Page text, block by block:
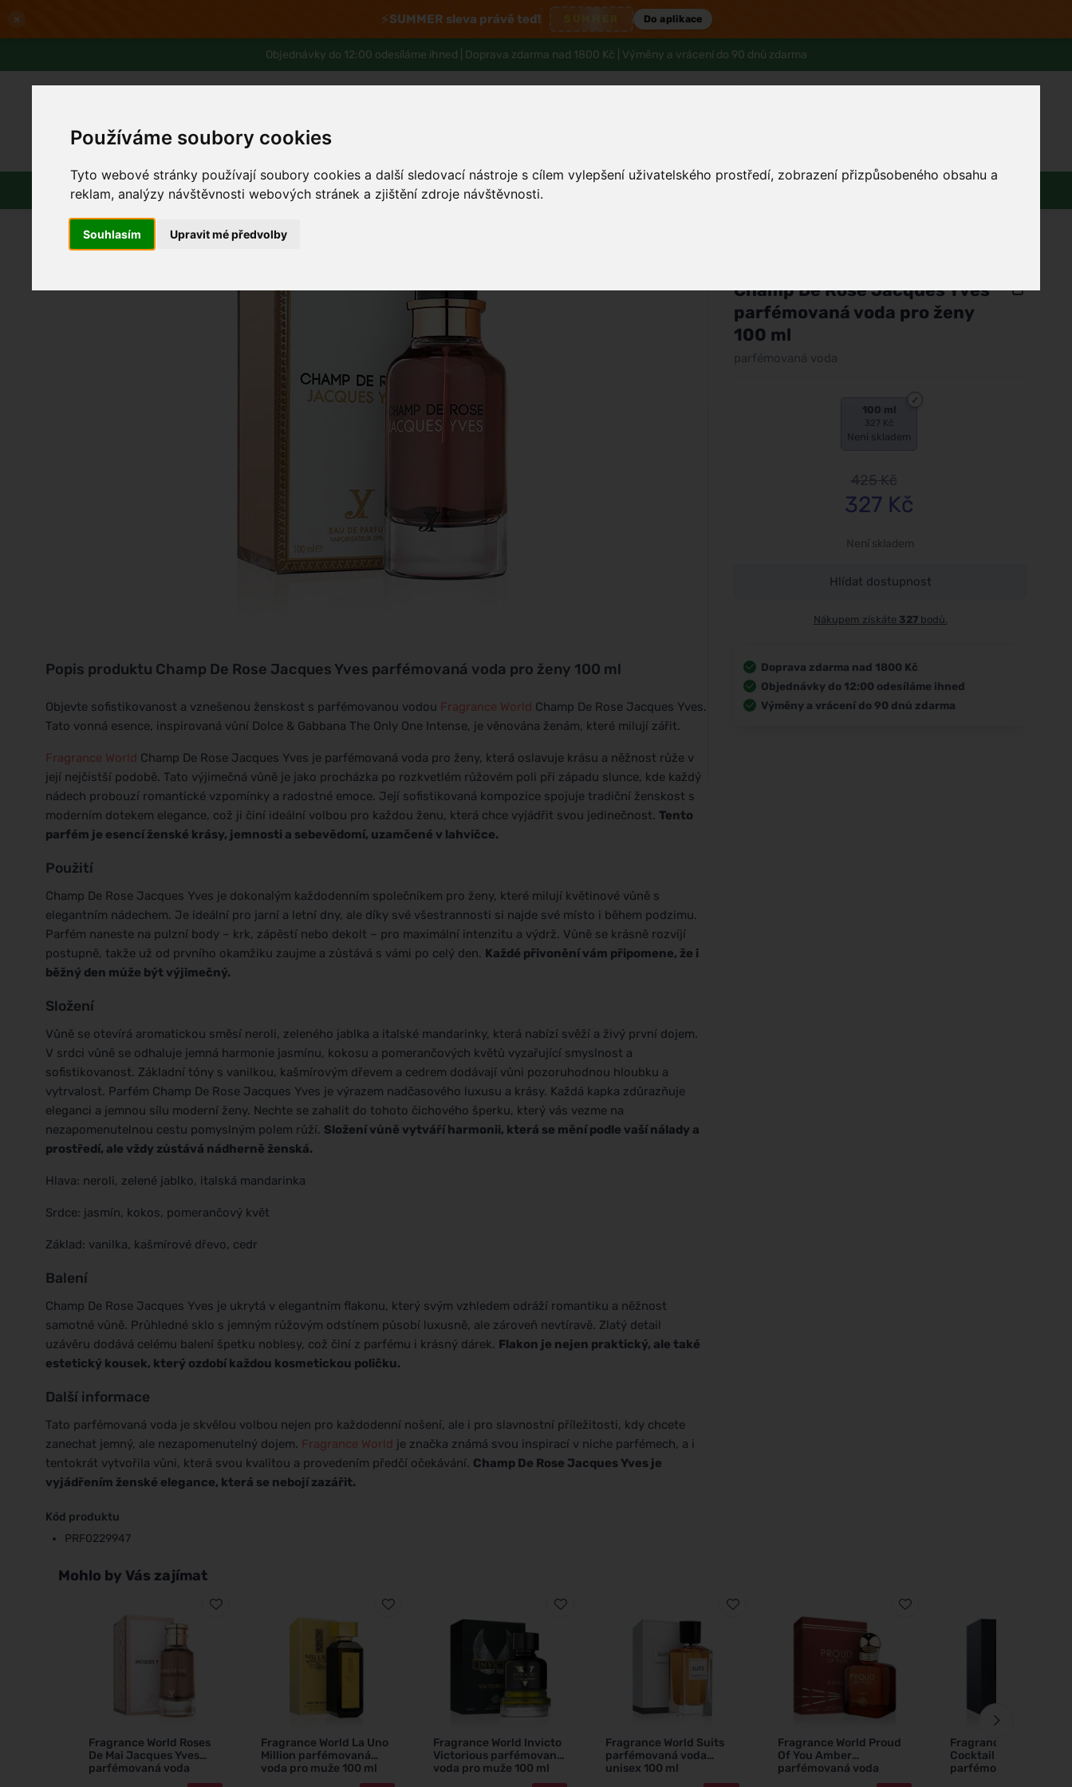
Používáme soubory cookies
Tyto webové stránky používají soubory cookies a další sledovací nástroje s cílem vylepšení uživatelského prostředí, zobrazení přizpůsobeného obsahu a
reklam, analýzy návštěvnosti webových stránek a zjištění zdroje návštěvnosti.
Souhlasím Upravit mé předvolby
× ⚡SUMMER sleva právě teď! Do aplikace
Objednávky do 12:00 odesíláme ihned | Doprava zdarma nad 1800 Kč | Výměny a vrácení do 90 dnů zdarma
Parfémy Líčení Vlasy Pleť Tělo a hygiena Děti Muži Domácnost Dárky
Popis produktu Champ De Rose Jacques Yves parfémovaná voda pro ženy 100 ml
Objevte sofistikovanost a vznešenou ženskost s parfémovanou vodou Fragrance World Champ De Rose Jacques Yves.
Tato vonná esence, inspirovaná vůní Dolce & Gabbana The Only One Intense, je věnována ženám, které milují zářit.
Fragrance World Champ De Rose Jacques Yves je parfémovaná voda pro ženy, která oslavuje krásu a něžnost růže v
její nejčistší podobě. Tato výjimečná vůně je jako procházka po rozkvetlém růžovém poli při západu slunce, kde každý
nádech probouzí romantické vzpomínky a radostné emoce. Její sofistikovaná kompozice spojuje tradiční ženskost s
moderním dotekem elegance, což ji činí ideální volbou pro každou ženu, která chce vyjádřit svou jedinečnost. Tento
parfém je esencí ženské krásy, jemnosti a sebevědomí, uzamčené v lahvičce.
Použití
Champ De Rose Jacques Yves je dokonalým každodenním společníkem pro ženy, které milují květinové vůně s
elegantním nádechem. Je ideální pro jarní a letní dny, ale díky své všestrannosti si najde své místo i během podzimu.
Parfém naneste na pulzní body – krk, zápěstí nebo dekolt – pro maximální intenzitu a výdrž. Vůně se krásně rozvíjí
postupně, takže už od prvního okamžiku zaujme a zůstává s vámi po celý den. Každé přivonění vám připomene, že i
běžný den může být výjimečný.
Složení
Vůně se otevírá aromatickou směsí neroli, zeleného jablka a italské mandarinky, která nabízí svěží a živý první dojem.
V srdci vůně se odhaluje jemná harmonie jasmínu, kokosu a pomerančových květů vyzařující smyslnost a
sofistikovanost. Základní tóny s vanilkou, kašmírovým dřevem a cedrem dodávají vůni pozoruhodnou hloubku a
vytrvalost. Parfém Champ De Rose Jacques Yves je výrazem nadčasového luxusu a krásy. Každá kapka zdůrazňuje
eleganci a jemnou sílu moderní ženy. Nechte se zahalit do tohoto čichového šperku, který vás vezme na
nezapomenutelnou cestu pomyslným polem růží. Složení vůně vytváří harmonii, která se mění podle vaší nálady a
prostředí, ale vždy zůstává nádherně ženská.
Hlava: neroli, zelené jablko, italská mandarinka
Srdce: jasmín, kokos, pomerančový květ
Základ: vanilka, kašmírové dřevo, cedr
Balení
Champ De Rose Jacques Yves je ukrytá v elegantním flakonu, který svým vzhledem odráží romantiku a něžnost
samotné vůně. Průhledné sklo s jemným růžovým odstínem působí luxusně, ale zároveň nevtíravě. Zlatý detail
uzávěru dodává celému balení špetku noblesy, což činí z parfému i krásný dárek. Flakon je nejen praktický, ale také
estetický kousek, který ozdobí každou kosmetickou poličku.
Další informace
Tato parfémovaná voda je skvělou volbou nejen pro každodenní nošení, ale i pro slavnostní příležitosti, kdy chcete
zanechat jemný, ale nezapomenutelný dojem. Fragrance World je značka známá svou inspirací v niche parfémech, a i
tentokrát vytvořila vůni, která svou kvalitou a provedením předčí očekávání. Champ De Rose Jacques Yves je
vyjádřením ženské elegance, která se nebojí zazářit.
Kód produktu
PRF0229947
Champ De Rose Jacques Yves
parfémovaná voda pro ženy
100 ml
parfémovaná voda
100 ml
327 Kč
Není skladem
425Kč
327 Kč
Není skladem
Hlídat dostupnost
Nákupem získáte 327bodů.
Doprava zdarma nad 1800 Kč
Objednávky do 12:00 odesíláme ihned
Výměny a vrácení do 90 dnů zdarma
Mohlo by Vás zajímat
Fragrance World Roses
De Mai Jacques Yves
parfémovaná voda
Fragrance World La Uno
Million parfémovaná
voda pro muže 100 ml
Fragrance World Invicto
Victorious parfémovaná
voda pro muže 100 ml
Fragrance World Suits
parfémovaná voda
unisex 100 ml
Fragrance World Proud
Of You Amber
parfémovaná voda
Fragrance World
Cocktail Intense
parfémovaná voda